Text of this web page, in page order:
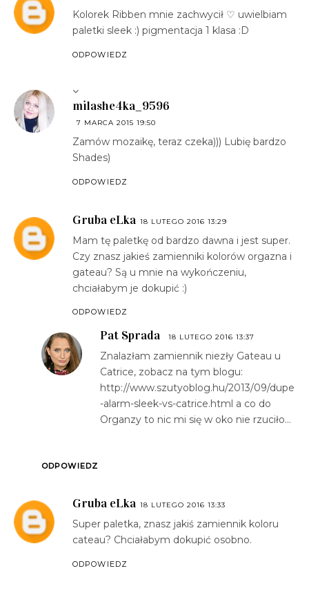
Kolorek Ribben mnie zachwycił ♡ uwielbiam
paletki sleek :) pigmentacja 1 klasa :D
ODPOWIEDZ
milashe4ka_9596
7 MARCA 2015 19:50
Zamów mozaikę, teraz czeka))) Lubię bardzo
Shades)
ODPOWIEDZ
Gruba eLka 18 LUTEGO 2016 13:29
Mam tę paletkę od bardzo dawna i jest super.
Czy znasz jakieś zamienniki kolorów orgazna i
gateau? Są u mnie na wykończeniu,
chciałabym je dokupić :)
ODPOWIEDZ
Pat Sprada 18 LUTEGO 2016 13:37
Znalazłam zamiennik niezły Gateau u
Catrice, zobacz na tym blogu:
http://www.szutyoblog.hu/2013/09/dupe
-alarm-sleek-vs-catrice.html a co do
Organzy to nic mi się w oko nie rzuciło...
ODPOWIEDZ
Gruba eLka 18 LUTEGO 2016 13:33
Super paletka, znasz jakiś zamiennik koloru
cateau? Chciałabym dokupić osobno.
ODPOWIEDZ